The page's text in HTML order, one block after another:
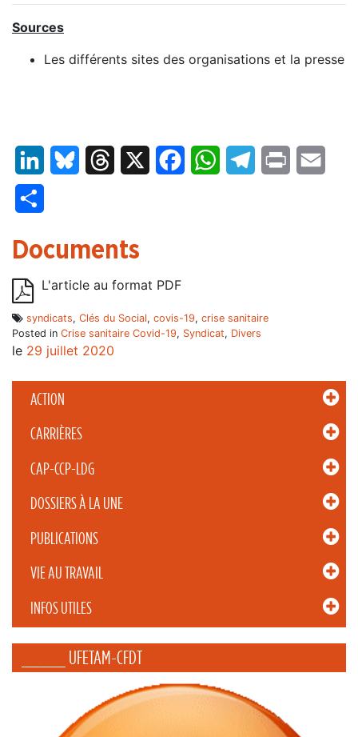
ACTION
CARRIÈRES
CAP-CCP-LDG
DOSSIERS À LA UNE
PUBLICATIONS
VIE AU TRAVAIL
INFOS UTILES
_____ UFETAM-CFDT
Sources
Les différents sites des organisations et la presse
LinkedInBluesky Threads FacebookWhatsAppTelegram
Print
Documents
L'article au format PDF
syndicats, Clés du Social, covis-19, crise sanitaire
Posted in Crise sanitaire Covid-19, Syndicat, Divers
le 29 juillet 2020